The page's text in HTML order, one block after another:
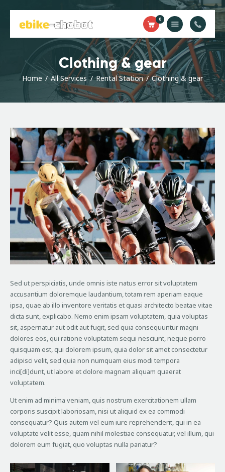
0
Clothing & gear
Home All Services Rental Station Clothing & gear
WYPOŻYCZALNIA
ROWERÓW
HOME
TRASY
GALERIA
BLOG
Sed ut perspiciatis, unde omnis iste natus error sit voluptatem
accusantium doloremque laudantium, totam rem aperiam eaque
ipsa, quae ab illo inventore veritatis et quasi architecto beatae vitae
dicta sunt, explicabo. Nemo enim ipsam voluptatem, quia voluptas
sit, aspernatur aut odit aut fugit, sed quia consequuntur magni
dolores eos, qui ratione voluptatem sequi nesciunt, neque porro
quisquam est, qui dolorem ipsum, quia dolor sit amet consectetur
adipisci velit, sed quia non numquam eius modi tempora
inci[di]dunt, ut labore et dolore magnam aliquam quaerat
voluptatem.
Ut enim ad minima veniam, quis nostrum exercitationem ullam
corporis suscipit laboriosam, nisi ut aliquid ex ea commodi
consequatur? Quis autem vel eum iure reprehenderit, qui in ea
voluptate velit esse, quam nihil molestiae consequatur, vel illum, qui
dolorem eum fugiat, quo voluptas nulla pariatur?